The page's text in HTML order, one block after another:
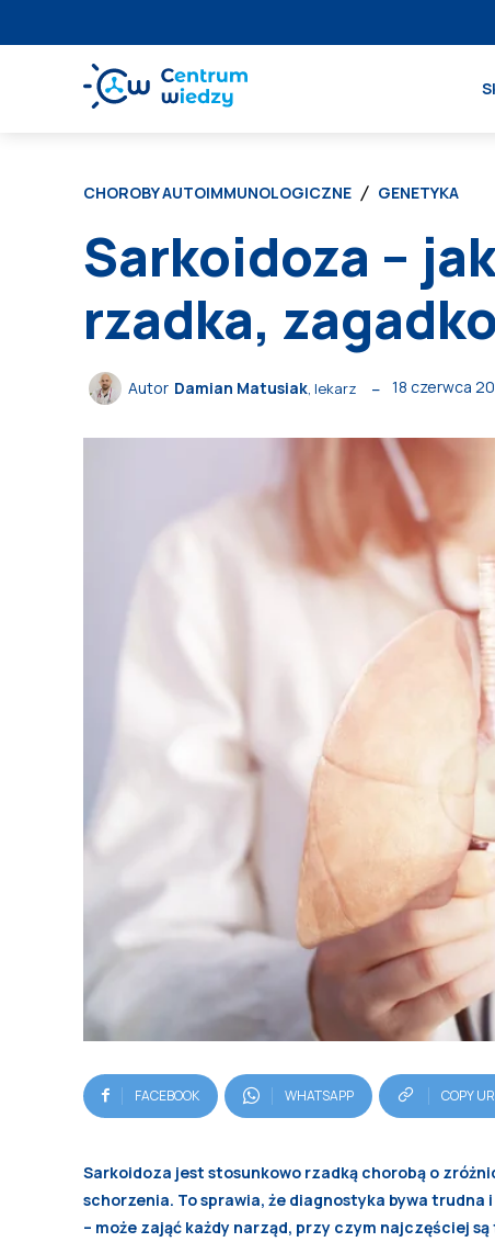
CHOROBY AUTOIMMUNOLOGICZNE GENETYKA
Sarkoidoza –
rzadka,
Autor Damian Matusiak, lekarz 18 czerwca
FACEBOOK WHATSAPP COPY
Sarkoidoza jest stosunkowo rzadką chorobą o
schorzenia. To sprawia, że diagnostyka bywa
– może zająć każdy narząd, przy czym najczęściej